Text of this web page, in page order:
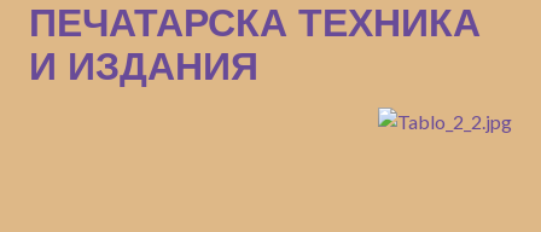
ПЕЧАТАРСКА ТЕХНИКА
И ИЗДАНИЯ